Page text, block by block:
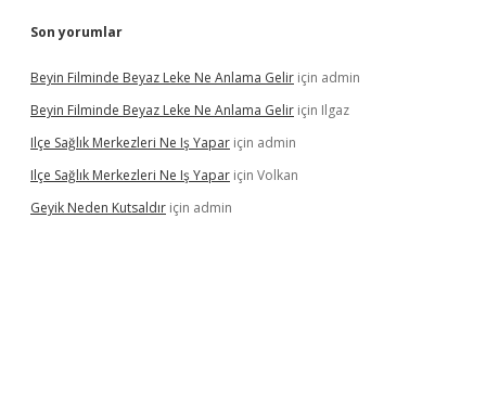
Son yorumlar
Beyin Filminde Beyaz Leke Ne Anlama Gelir için admin
Beyin Filminde Beyaz Leke Ne Anlama Gelir için Ilgaz
Ilçe Sağlık Merkezleri Ne Iş Yapar için admin
Ilçe Sağlık Merkezleri Ne Iş Yapar için Volkan
Geyik Neden Kutsaldır için admin